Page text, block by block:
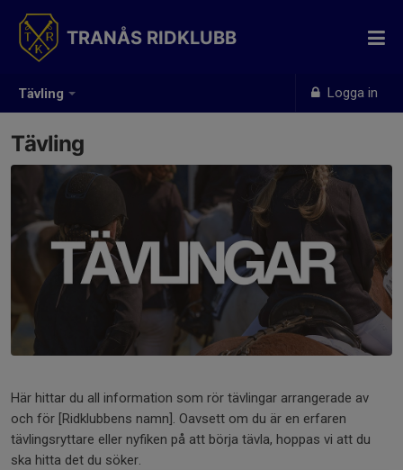
Tävling Logga in
TRANÅS RIDKLUBB
Tävling
Här hittar du all information som rör tävlingar arrangerade av
och för [Ridklubbens namn]. Oavsett om du är en erfaren
tävlingsryttare eller nyfiken på att börja tävla, hoppas vi att du
ska hitta det du söker.